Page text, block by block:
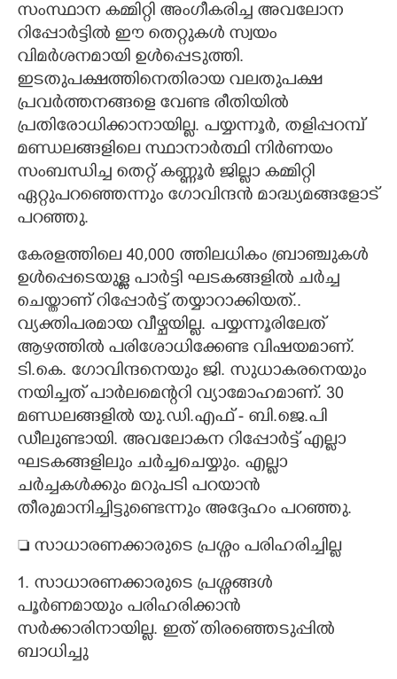
സംസ്ഥാന കമ്മിറ്റി അംഗീകരിച്ച അവലോന
റിപ്പോർട്ടിൽ ഈ തെറ്റുകൾ സ്വയം
വിമർശനമായി ഉൾപ്പെടുത്തി.
ഇടതുപക്ഷത്തിനെതിരായ വലതുപക്ഷ
പ്രവർത്തനങ്ങളെ വേണ്ട രീതിയിൽ
പ്രതിരോധിക്കാനായില്ല. പയ്യന്നൂർ, തളിപ്പറമ്പ്
മണ്ഡലങ്ങളിലെ സ്ഥാനാർത്ഥി നിർണയം
സംബന്ധിച്ച തെറ്റ് കണ്ണൂർ ജില്ലാ കമ്മിറ്റി
ഏറ്റുപറഞ്ഞെന്നും ഗോവിന്ദൻ മാദ്ധ്യമങ്ങളോട്
പറഞ്ഞു.
കേരളത്തിലെ 40,​000 ത്തിലധികം ബ്രാഞ്ചുകൾ
ഉൾപ്പെടെയുള്ള പാർട്ടി ഘടകങ്ങളിൽ ചർച്ച
ചെയ്താണ് റിപ്പോർട്ട് തയ്യാറാക്കിയത്..
വ്യക്തിപരമായ വീഴ്ചയില്ല. പയ്യന്നൂരിലേത്
ആഴത്തിൽ പരിശോധിക്കേണ്ട വിഷയമാണ്.
ടി.കെ. ഗോവിന്ദനെയും ജി. സുധാകരനെയും
നയിച്ചത് പാർലമെന്ററി വ്യാമോഹമാണ്. 30
മണ്ഡലങ്ങളിൽ യു.ഡി.എഫ് - ബി.ജെ.പി
ഡീലുണ്ടായി. അവലോകന റിപ്പോർട്ട് എല്ലാ
ഘടകങ്ങളിലും ചർച്ചചെയ്യും. എല്ലാ
ചർച്ചകൾക്കും മറുപടി പറയാൻ
തീരുമാനിച്ചിട്ടുണ്ടെന്നും അദ്ദേഹം പറഞ്ഞു.
 സാധാരണക്കാരുടെ പ്രശ്നം പരിഹരിച്ചില്ല
1. സാധാരണക്കാരുടെ പ്രശ്നങ്ങൾ
പൂർണമായും പരിഹരിക്കാൻ
സർക്കാരിനായില്ല. ഇത് തിരഞ്ഞെടുപ്പിൽ
ബാധിച്ചു